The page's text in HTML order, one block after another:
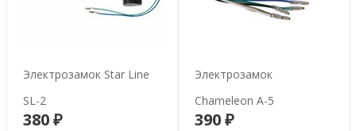
Электрозамок Star Line
SL-2
380 ₽В корзину
Электрозамок
Chameleon A-5
390 ₽В корзину